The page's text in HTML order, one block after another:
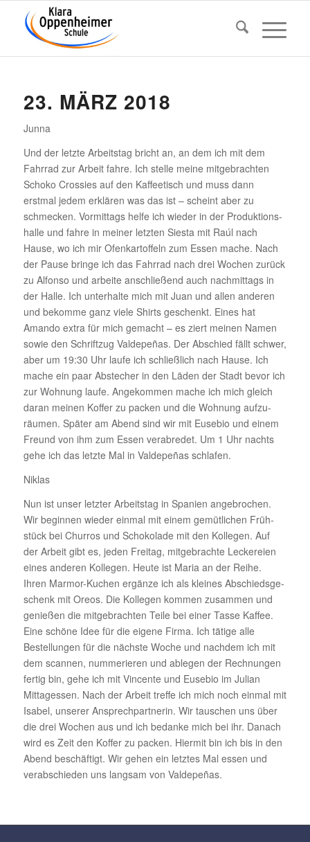
23. MÄRZ 2018
Junna
Und der letzte Arbeitstag bricht an, an dem ich mit dem
Fahrrad zur Arbeit fahre. Ich stelle meine mitge­brachten
Schoko Cros­sies auf den Kaffee­tisch und muss dann
erstmal jedem erklären was das ist – scheint aber zu
schme­cken. Vormit­tags helfe ich wieder in der Produk­ti­ons­
halle und fahre in meiner letzten Siesta mit Raúl nach
Hause, wo ich mir Ofen­kar­tof­feln zum Essen mache. Nach
der Pause bringe ich das Fahrrad nach drei Wochen zurück
zu Alfonso und arbeite anschlie­ßend auch nach­mit­tags in
der Halle. Ich unter­halte mich mit Juan und allen anderen
und bekomme ganz viele Shirts geschenkt. Eines hat
Amando extra für mich gemacht – es ziert meinen Namen
sowie den Schriftzug Valde­peñas. Der Abschied fällt schwer,
aber um 19:30 Uhr laufe ich schließ­lich nach Hause. Ich
mache ein paar Abste­cher in den Läden der Stadt bevor ich
zur Wohnung laufe. Ange­kommen mache ich mich gleich
daran meinen Koffer zu packen und die Wohnung aufzu­
räumen. Später am Abend sind wir mit Eusebio und einem
Freund von ihm zum Essen verab­redet. Um 1 Uhr nachts
gehe ich das letzte Mal in Valde­peñas schlafen.
Niklas
Nun ist unser letzter Arbeitstag in Spanien ange­bro­chen.
Wir beginnen wieder einmal mit einem gemüt­li­chen Früh­
stück bei Churros und Scho­ko­lade mit den Kollegen. Auf
der Arbeit gibt es, jeden Freitag, mitge­brachte Lecke­reien
eines anderen Kollegen. Heute ist Maria an der Reihe.
Ihren Marmor-Kuchen ergänze ich als kleines Abschieds­ge­
schenk mit Oreos. Die Kollegen kommen zusammen und
genießen die mitge­brachten Teile bei einer Tasse Kaffee.
Eine schöne Idee für die eigene Firma. Ich tätige alle
Bestel­lungen für die nächste Woche und nachdem ich mit
dem scannen, numme­rieren und ablegen der Rech­nungen
fertig bin, gehe ich mit Vincente und Eusebio im Julian
Mittag­essen. Nach der Arbeit treffe ich mich noch einmal mit
Isabel, unserer Ansprech­part­nerin. Wir tauschen uns über
die drei Wochen aus und ich bedanke mich bei ihr. Danach
wird es Zeit den Koffer zu packen. Hiermit bin ich bis in den
Abend beschäf­tigt. Wir gehen ein letztes Mal essen und
verab­schieden uns langsam von Valdepeñas.